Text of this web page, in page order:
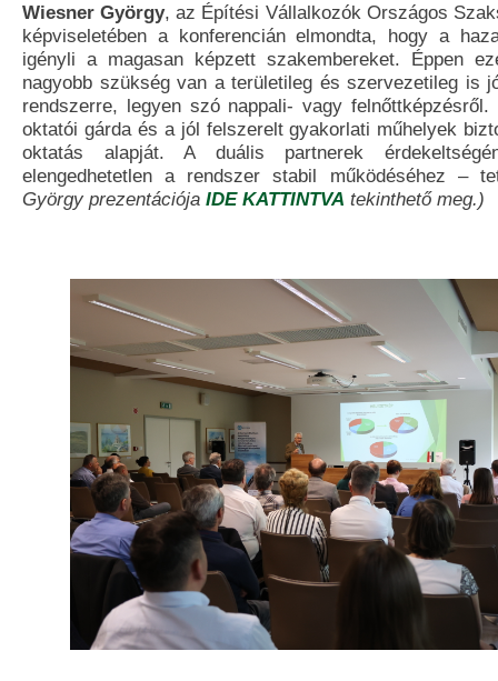
Wiesner György, az Építési Vállalkozók Országos
képviseletében a konferencián elmondta, hogy a
igényli a magasan képzett szakembereket. Éppen
nagyobb szükség van a területileg és szervezetileg is
rendszerre, legyen szó nappali- vagy
oktatói gárda és a jól felszerelt gyakorlati műhelyek
oktatás alapját. A duális partnerek
elengedhetetlen a rendszer stabil működéséhez –
György prezentációja IDE KATTINTVA tekinthető meg.)